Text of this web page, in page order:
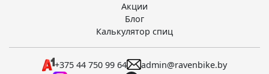
Акции
Блог
Калькулятор спиц
+375 44 750 99 64
admin@ravenbike.by